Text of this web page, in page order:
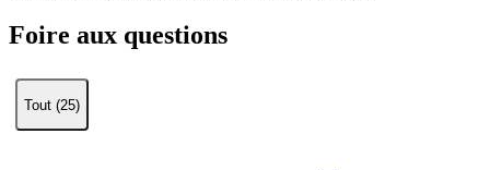
Foire aux questions
Tout (25)